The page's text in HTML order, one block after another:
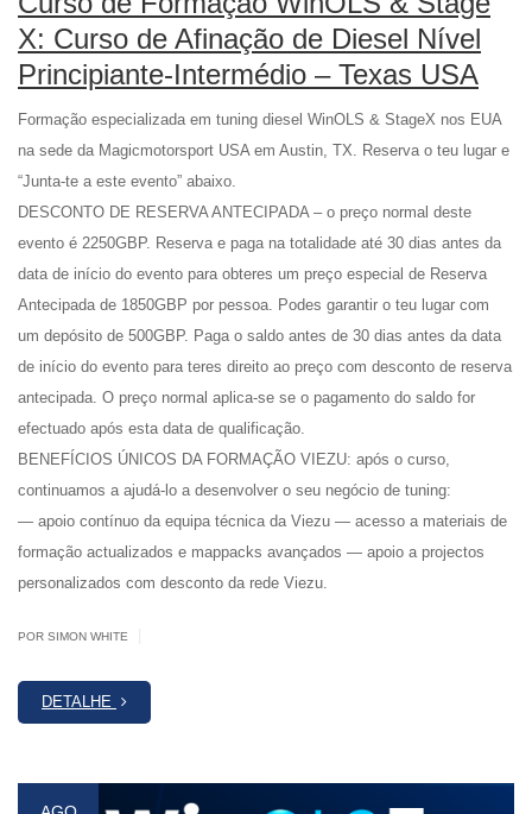
X: Curso de Afinação de Diesel Nível
Principiante-Intermédio – Texas USA
Formação especializada em tuning diesel WinOLS & StageX nos EUA
na sede da Magicmotorsport USA em Austin, TX. Reserva o teu lugar e
“Junta-te a este evento” abaixo.
DESCONTO DE RESERVA ANTECIPADA – o preço normal deste
evento é 2250GBP. Reserva e paga na totalidade até 30 dias antes da
data de início do evento para obteres um preço especial de Reserva
Antecipada de 1850GBP por pessoa. Podes garantir o teu lugar com
um depósito de 500GBP. Paga o saldo antes de 30 dias antes da data
de início do evento para teres direito ao preço com desconto de reserva
antecipada. O preço normal aplica-se se o pagamento do saldo for
efectuado após esta data de qualificação.
BENEFÍCIOS ÚNICOS DA FORMAÇÃO VIEZU: após o curso,
continuamos a ajudá-lo a desenvolver o seu negócio de tuning:
— apoio contínuo da equipa técnica da Viezu — acesso a materiais de
formação actualizados e mappacks avançados — apoio a projectos
personalizados com desconto da rede Viezu.
POR SIMON WHITE
DETALHE